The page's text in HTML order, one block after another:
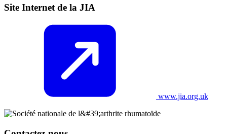
Site Internet de la JIA
www.jia.org.uk